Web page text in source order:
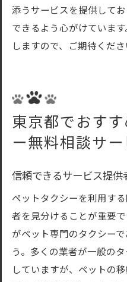
添うサービスを提供して
できるよう心がけていま
しますので、ご期待くださ
東京都でおす
ー無料相談サ
信頼できるサービス提供
ペットタクシーを利用す
者を見分けることが重要
がペット専門のタクシー
う。多くの業者が一般の
していますが、ペットの